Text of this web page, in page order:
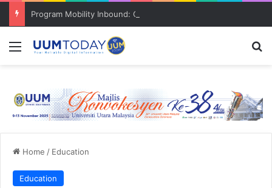
Menu
Home / Education
Education